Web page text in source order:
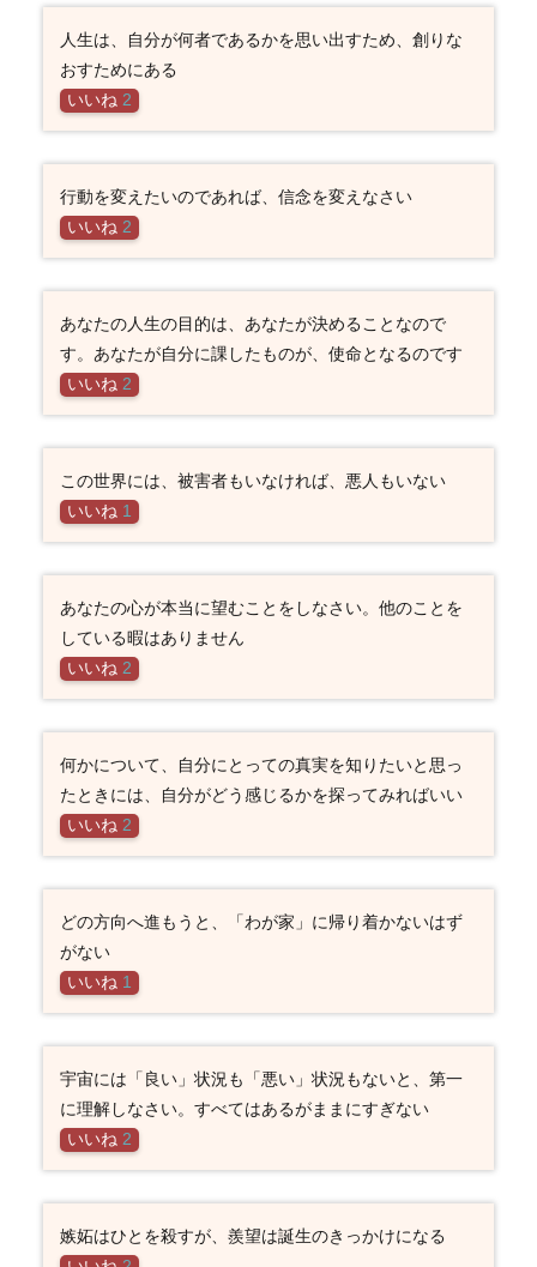
人生は、自分が何者であるかを思い出すため、創りな
おすためにある
いいね 2
行動を変えたいのであれば、信念を変えなさい
いいね 2
あなたの人生の目的は、あなたが決めることなので
す。あなたが自分に課したものが、使命となるのです
いいね 2
この世界には、被害者もいなければ、悪人もいない
いいね 1
あなたの心が本当に望むことをしなさい。他のことを
している暇はありません
いいね 2
何かについて、自分にとっての真実を知りたいと思っ
たときには、自分がどう感じるかを探ってみればいい
いいね 2
どの方向へ進もうと、「わが家」に帰り着かないはず
がない
いいね 1
宇宙には「良い」状況も「悪い」状況もないと、第一
に理解しなさい。すべてはあるがままにすぎない
いいね 2
嫉妬はひとを殺すが、羨望は誕生のきっかけになる